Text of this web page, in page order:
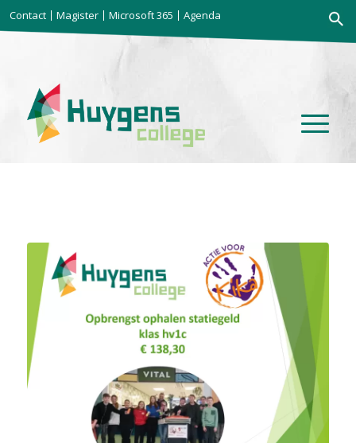
Contact Magister Microsoft 365 Agenda
naar: